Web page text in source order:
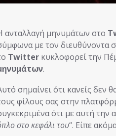
Η ανταλλαγή μηνυμάτων στο
με τον διευθύνοντα
Twitter κυκλοφορεί την
.
σημαίνει ότι κανείς δεν
φίλους σας στην
ότι με αυτή την
στο κεφάλι του“. Είπε